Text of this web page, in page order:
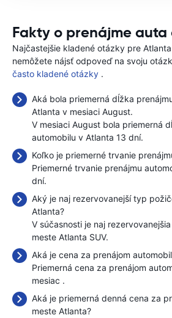
Fakty o prenájme
Najčastejšie kladené otázky pre
nemôžete nájsť odpoveď na svoju
často kladené otázky .
Aká bola priemerná dĺžka
Atlanta v mesiaci August.
V mesiaci August bola priemerná
automobilu v Atlanta 13 dní.
Koľko je priemerné trvanie
Priemerné trvanie prenájmu
dní.
Aký je naj rezervovanejší typ
Atlanta?
V súčasnosti je naj
meste Atlanta SUV.
Aká je cena za prenájom
Priemerná cena za prenájom
mesiac .
Aká je priemerná denná cena za
meste Atlanta?